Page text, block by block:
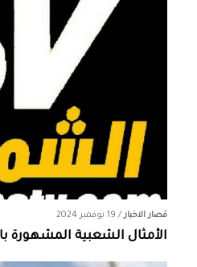
قصار الاخبار/ 19 نوفمبر 2024
الأمثال الشعبية المشهورة